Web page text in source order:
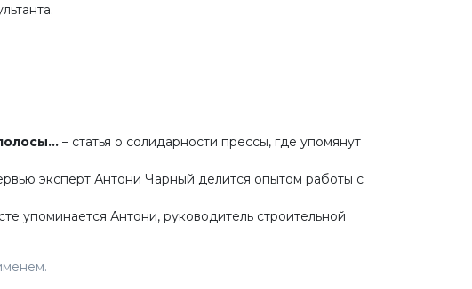
– статья о солидарности прессы, где упомянут
эксперт Антони Чарный делится опытом работы с
упоминается Антони, руководитель строительной